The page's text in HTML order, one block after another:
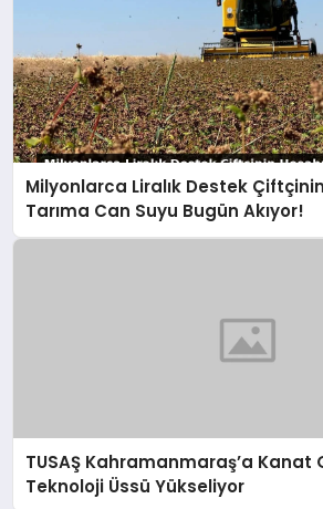
Milyonlarca Liralık Destek
Tarıma Can Suyu Bugün Akıyor!
TUSAŞ Kahramanmaraş’a Kanat
Teknoloji Üssü Yükseliyor